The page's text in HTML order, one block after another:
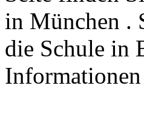
in München .
die Schule in